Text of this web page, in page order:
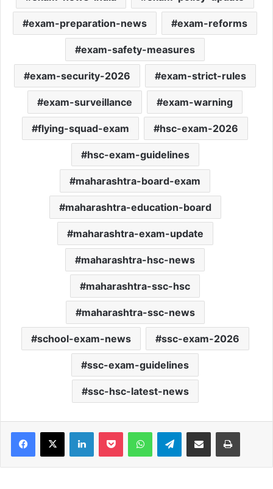
exam-preparation-news exam-reforms
exam-safety-measures
exam-security-2026 exam-strict-rules
exam-surveillance exam-warning
flying-squad-exam hsc-exam-2026
hsc-exam-guidelines
maharashtra-board-exam
maharashtra-education-board
maharashtra-exam-update
maharashtra-hsc-news
maharashtra-ssc-hsc
maharashtra-ssc-news
school-exam-news ssc-exam-2026
ssc-exam-guidelines
ssc-hsc-latest-news
Facebook
X LinkedInPocket WhatsAppTelegramShare via Email Print